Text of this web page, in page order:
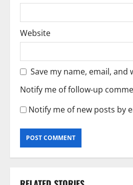
Website
Save my name, email,
Notify me of follow-up
Notify me of new posts by